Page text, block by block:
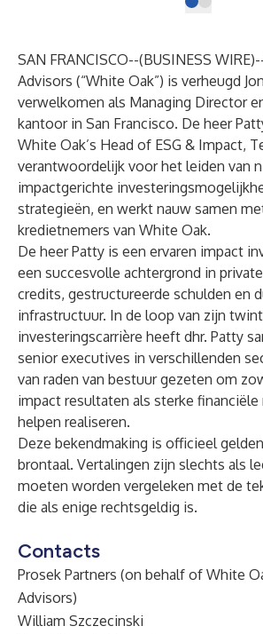
SAN FRANCISCO--(BUSINESS WIRE
Advisors (“White Oak”) is verheugd
verwelkomen als Managing Director
kantoor in San Francisco. De heer
White Oak’s Head of ESG & Impact,
verantwoordelijk voor het leiden van
impactgerichte
strategieën, en werkt nauw samen
kredietnemers van White Oak.
De heer Patty is een ervaren impact
een succesvolle achtergrond in
credits, gestructureerde schulden en
infrastructuur. In de loop van zijn
investeringscarrière heeft dhr. Patty
senior executives in verschillenden
van raden van bestuur gezeten om
impact resultaten als sterke
helpen realiseren.
Deze bekendmaking is officieel
brontaal. Vertalingen zijn slechts als
moeten worden vergeleken met de
die als enige rechtsgeldig is.
Contacts
Prosek Partners (on behalf of White
Advisors)
William Szczecinski